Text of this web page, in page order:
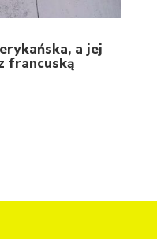
a jej
francuską